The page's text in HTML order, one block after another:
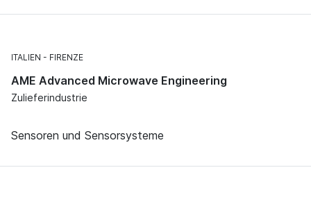
ITALIEN FIRENZE
AME Advanced Microwave Engineering
Zulieferindustrie
Sensoren und Sensorsysteme